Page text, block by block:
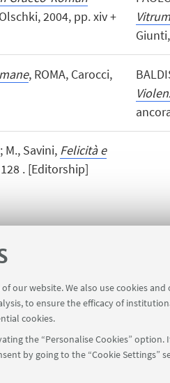
our website. We also use cookies
to ensure the efficacy of
cookies.
the “Personalise Cookies” option.
by going to the “Cookie Settings”
2004, pp. xiv +
, ROMA, Carocci,
M., Savini, Felicità e
. [Editorship]
FOLLOW UNIBO